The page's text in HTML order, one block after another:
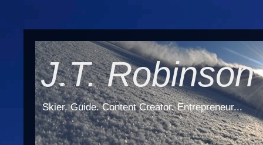
J.T. Robinson
Skier. Guide. Content Creator. Entrepreneur...